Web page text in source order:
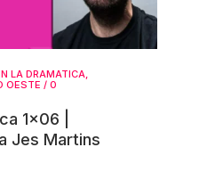
LA DRAMATICA,
OESTE / 0
1×06 |
Jes Martins